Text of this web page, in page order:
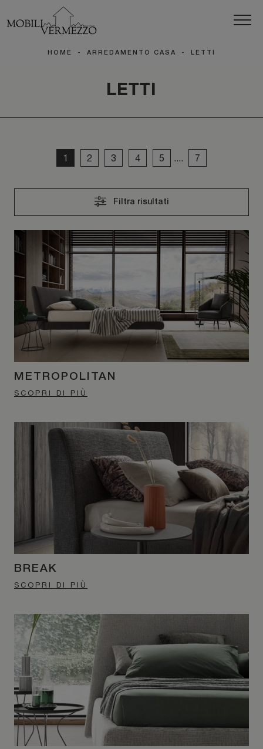
HOME - ARREDAMENTO CASA - LETTI
LETTI
1 2 3 4 5 .... 7
Filtra risultati
METROPOLITAN
SCOPRI DI PIÙ
BREAK
SCOPRI DI PIÙ